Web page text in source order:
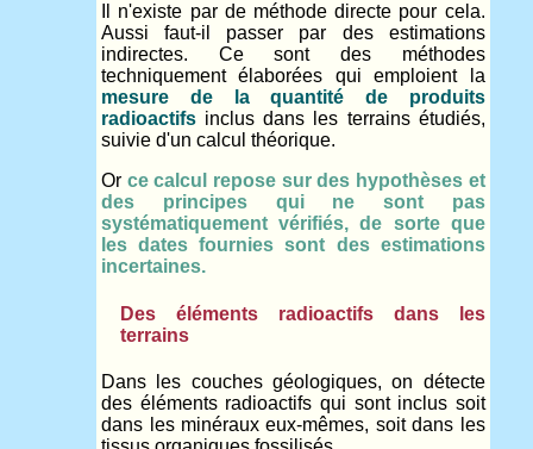
Il n'existe par de méthode directe pour cela.
Aussi faut-il passer par des estimations
indirectes. Ce sont des méthodes
techniquement élaborées qui emploient la
mesure de la quantité de produits
radioactifs inclus dans les terrains étudiés,
suivie d'un calcul théorique.
Or ce calcul repose sur des hypothèses et
des principes qui ne sont pas
systématiquement vérifiés, de sorte que
les dates fournies sont des estimations
incertaines.
Des éléments radioactifs dans les
terrains
Dans les couches géologiques, on détecte
des éléments radioactifs qui sont inclus soit
dans les minéraux eux-mêmes, soit dans les